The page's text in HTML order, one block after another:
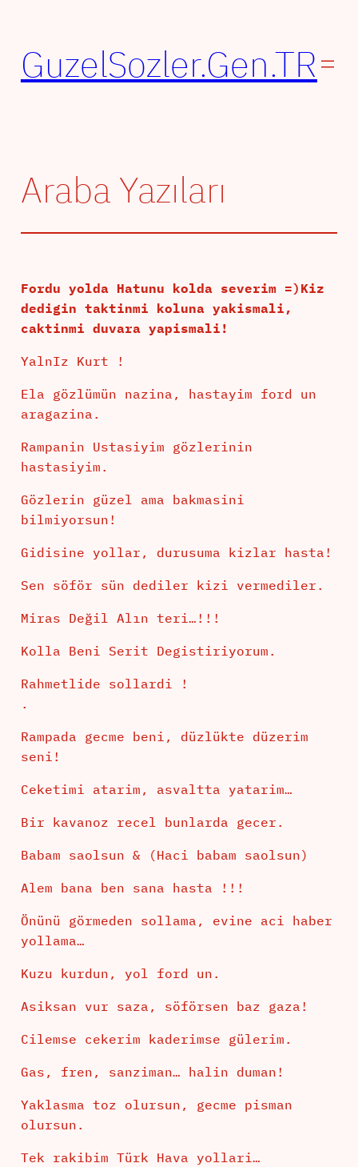
GuzelSozler.Gen.TR
Araba Yazıları
Fordu yolda Hatunu kolda severim =)Kiz
dedigin taktinmi koluna yakismali,
caktinmi duvara yapismali!
YalnIz Kurt !
Ela gözlümün nazina, hastayim ford un
aragazina.
Rampanin Ustasiyim gözlerinin
hastasiyim.
Gözlerin güzel ama bakmasini
bilmiyorsun!
Gidisine yollar, durusuma kizlar hasta!
Sen söför sün dediler kizi vermediler.
Miras Değil Alın teri…!!!
Kolla Beni Serit Degistiriyorum.
Rahmetlide sollardi !
.
Rampada gecme beni, düzlükte düzerim
seni!
Ceketimi atarim, asvaltta yatarim…
Bir kavanoz recel bunlarda gecer.
Babam saolsun & (Haci babam saolsun)
Alem bana ben sana hasta !!!
Önünü görmeden sollama, evine aci haber
yollama…
Kuzu kurdun, yol ford un.
Asiksan vur saza, söförsen baz gaza!
Cilemse cekerim kaderimse gülerim.
Gas, fren, sanziman… halin duman!
Yaklasma toz olursun, gecme pisman
olursun.
Tek rakibim Türk Hava yollari…